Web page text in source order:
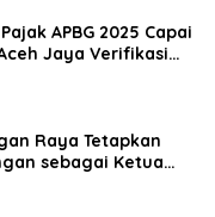
APBG 2025 Capai
Jaya Verifikasi
Raya Tetapkan
sebagai Ketua